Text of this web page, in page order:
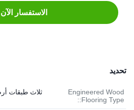
الاستفسار الآن
تحديد
Engineered Wood
Flooring Type::
ثلاث طبقات